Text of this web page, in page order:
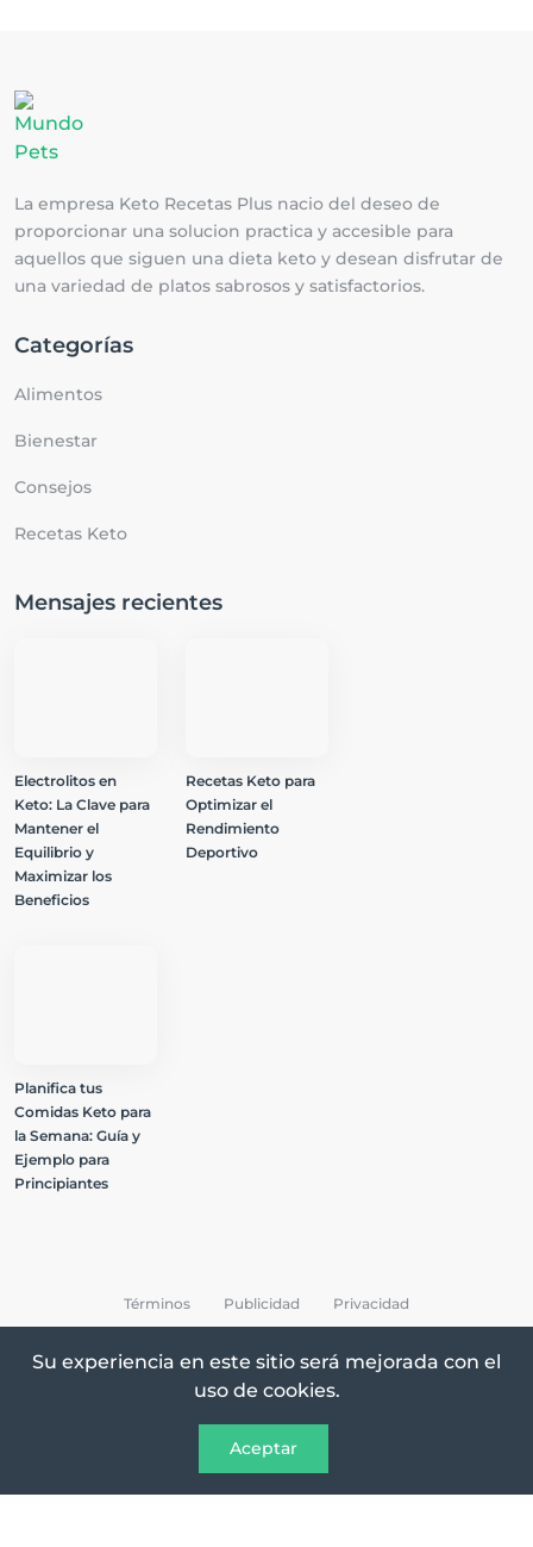
La empresa Keto Recetas Plus nacio del deseo de
proporcionar una solucion practica y accesible para
aquellos que siguen una dieta keto y desean disfrutar de
una variedad de platos sabrosos y satisfactorios.
Categorías
Alimentos
Bienestar
Consejos
Recetas Keto
Mensajes recientes
Electrolitos en
Keto: La Clave para
Mantener el
Equilibrio y
Maximizar los
Beneficios
Recetas Keto para
Optimizar el
Rendimiento
Deportivo
Planifica tus
Comidas Keto para
la Semana: Guía y
Ejemplo para
Principiantes
All Rights Reserved © 2026 Keto Recetas
Términos Publicidad Privacidad
Su experiencia en este sitio será mejorada con el
uso de cookies.
Aceptar